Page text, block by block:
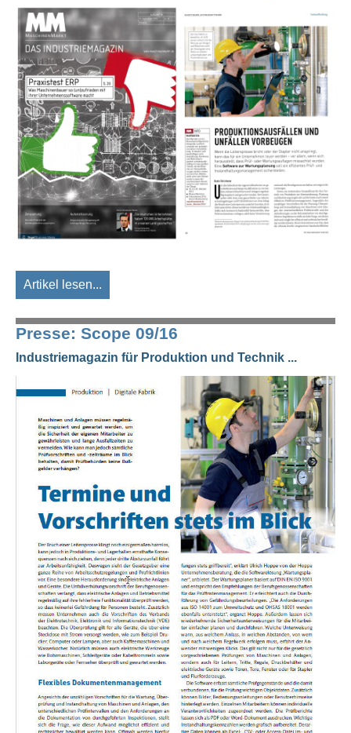
Artikel lesen...
Presse: Scope 09/16
Industriemagazin für Produktion und Technik ...